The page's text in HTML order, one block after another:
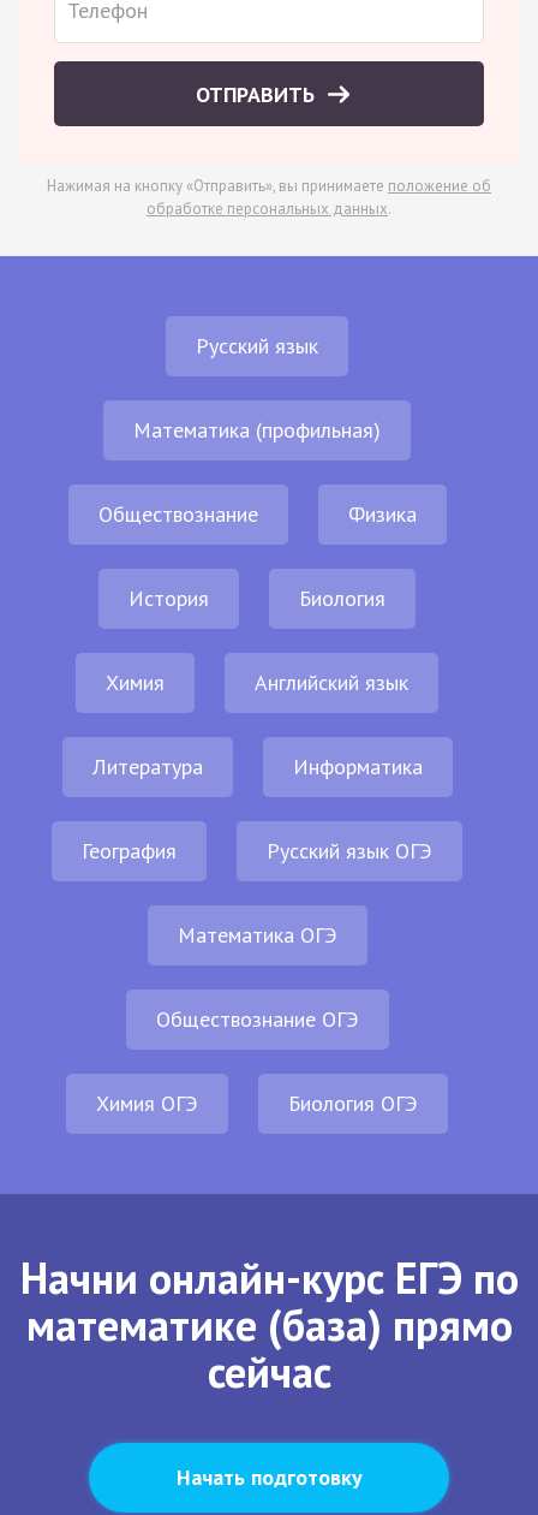
ОТПРАВИТЬ
Нажимая на кнопку «Отправить», вы принимаете положение об
обработке персональных данных.
Русский язык
Математика (профильная)
Обществознание Физика
История Биология
Химия Английский язык
Литература Информатика
География Русский язык ОГЭ
Математика ОГЭ
Обществознание ОГЭ
Химия ОГЭ Биология ОГЭ
Начни онлайн-курс ЕГЭ по
математике (база) прямо
сейчас
Начать подготовку